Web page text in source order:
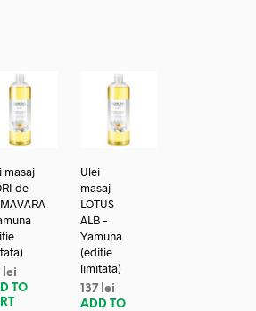
masaj
de
lei
TO
Ulei
masaj
LOTUS
ALB –
Yamuna
(editie
limitata)
137 lei
ADD TO